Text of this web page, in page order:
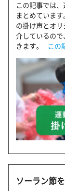
この記事では
まとめていま
の掛け声とオ
介しているの
きます。
この
ソーラン節